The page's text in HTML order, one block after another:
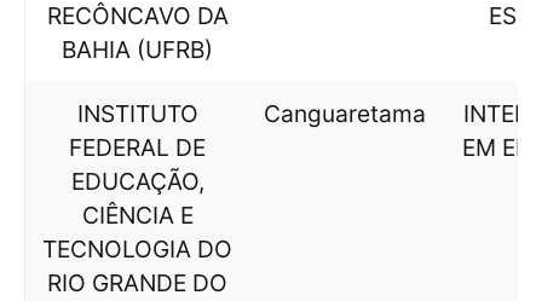
RECÔNCAVO DA
BAHIA (UFRB)
INSTITUTO
FEDERAL DE
EDUCAÇÃO,
CIÊNCIA E
TECNOLOGIA DO
RIO GRANDE DO
Canguaretama
EM